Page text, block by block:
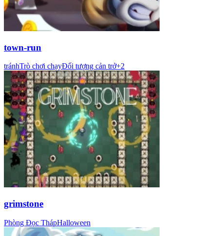
town-run
tránhTrò chơi chạyĐối tượng cản trở+2
grimstone
Phòng Đọc ThápHalloween